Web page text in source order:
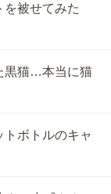
被せてみた
黒猫…本当に猫
ボトルのキャ